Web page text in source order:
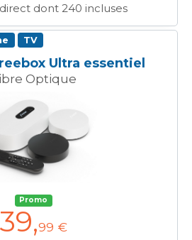
dont 240 incluses
TV
Ultra essentiel
Optique
Promo
39,99 €